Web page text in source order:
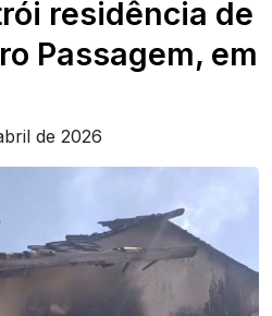
residência de
Passagem, em
de 2026